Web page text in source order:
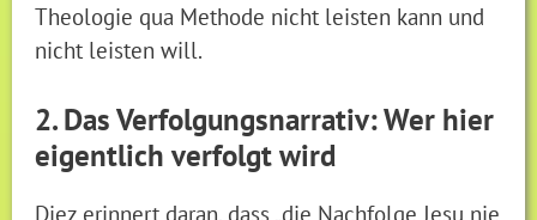
Theologie qua Methode nicht leisten kann und
nicht leisten will.
2. Das Verfolgungsnarrativ: Wer hier
eigentlich verfolgt wird
Diez erinnert daran, dass „die Nachfolge Jesu nie